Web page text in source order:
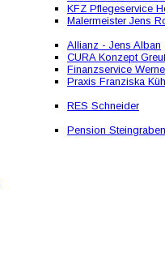
KFZ Pflegeservice
Malermeister Jens
Allianz - Jens Alban
CURA Konzept
Finanzservice
Praxis Franziska
RES Schneider
Pension Steingraben